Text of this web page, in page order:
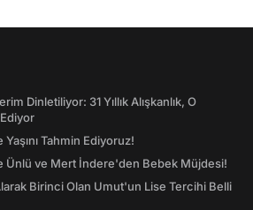
Dinletiliyor: 31 Yıllık Alışkanlık, O
Tahmin Ediyoruz!
Ünlü ve Mert İndere'den Bebek Müjdesi!
Birinci Olan Umut'un Lise Tercihi Belli